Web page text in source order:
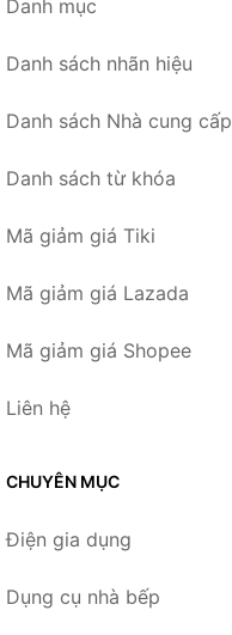
Danh mục
Danh sách nhãn hiệu
Danh sách Nhà cung cấp
Danh sách từ khóa
Mã giảm giá Tiki
Mã giảm giá Lazada
Mã giảm giá Shopee
Liên hệ
CHUYÊN MỤC
Điện gia dụng
Dụng cụ nhà bếp